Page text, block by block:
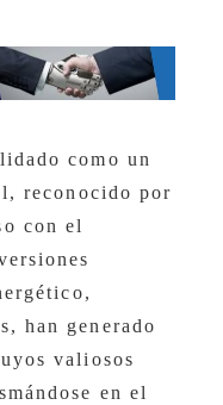
como un
reconocido por
con el
han generado
valiosos
en el